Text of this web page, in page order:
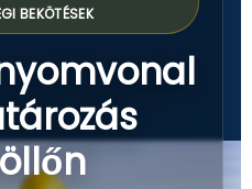
BEKÖTÉSEK